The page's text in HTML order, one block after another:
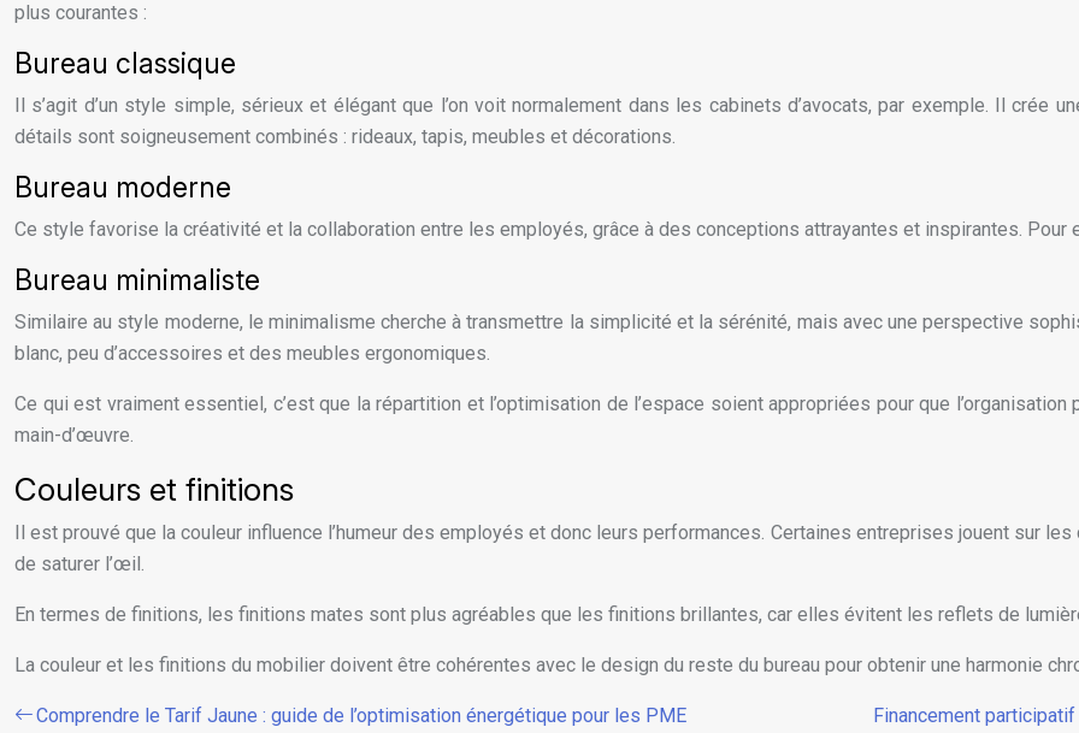
plus courantes :
Bureau classique
Il s’agit d’un style simple, sérieux et élégant que l’on voit normalement dans les cabinets d’avocats, par exemple. Il crée
détails sont soigneusement combinés : rideaux, tapis, meubles et décorations.
Bureau moderne
Ce style favorise la créativité et la collaboration entre les employés, grâce à des conceptions attrayantes et inspirantes.
Bureau minimaliste
Similaire au style moderne, le minimalisme cherche à transmettre la simplicité et la sérénité, mais avec une perspective
blanc, peu d’accessoires et des meubles ergonomiques.
Ce qui est vraiment essentiel, c’est que la répartition et l’optimisation de l’espace soient appropriées pour que
main-d’œuvre.
Couleurs et finitions
Il est prouvé que la couleur influence l’humeur des employés et donc leurs performances. Certaines entreprises jouent sur
de saturer l’œil.
En termes de finitions, les finitions mates sont plus agréables que les finitions brillantes, car elles évitent les reflets de
La couleur et les finitions du mobilier doivent être cohérentes avec le design du reste du bureau pour obtenir une harmonie
Comprendre le Tarif Jaune : guide de l’optimisation énergétique pour les PME Financement